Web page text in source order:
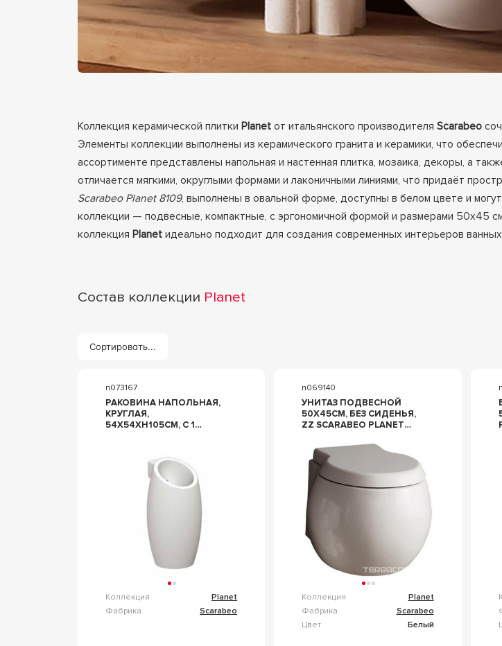
Коллекция керамической плитки Planetот итальянского производителя Scarabeo
Элементы коллекции выполнены из керамического гранита и керамики, что
ассортименте представлены напольная и настенная плитка, мозаика, декоры, а
отличается мягкими, округлыми формами и лаконичными линиями, что придаёт
Scarabeo Planet 8109, выполнены в овальной форме, доступны в белом цвете и
коллекции — подвесные, компактные, с эргономичной формой и размерами 50x45
коллекция Planetидеально подходит для создания современных интерьеров ванных
Состав коллекции Planet
Сортировать...
n073167
РАКОВИНА НАПОЛЬНАЯ,
КРУГЛАЯ,
54Х54ХH105СМ, С 1
Коллекция
Planet
Фабрика
Scarabeo
n069140
УНИТАЗ ПОДВЕСНОЙ
50X45СМ, БЕЗ СИДЕНЬЯ,
ZZ SCARABEO PLANET
Коллекция
Planet
Фабрика
Scarabeo
Цвет
Белый